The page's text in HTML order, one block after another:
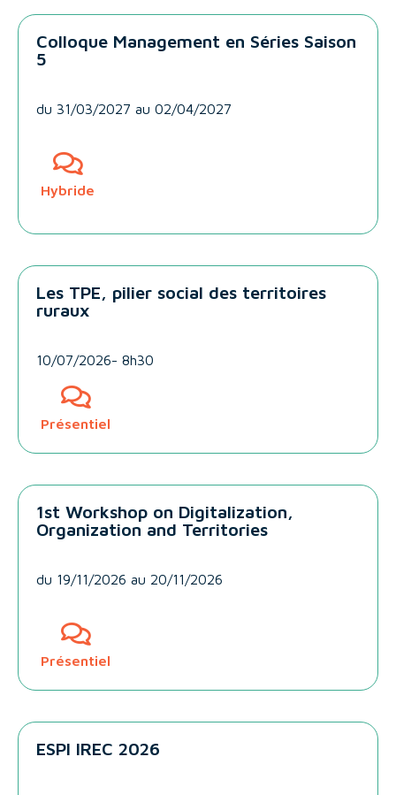
Colloque Management en Séries Saison
5
du 31/03/2027 au 02/04/2027
Hybride
Les TPE, pilier social des territoires
ruraux
10/07/2026- 8h30
Présentiel
1st Workshop on Digitalization,
Organization and Territories
du 19/11/2026 au 20/11/2026
Présentiel
ESPI IREC 2026